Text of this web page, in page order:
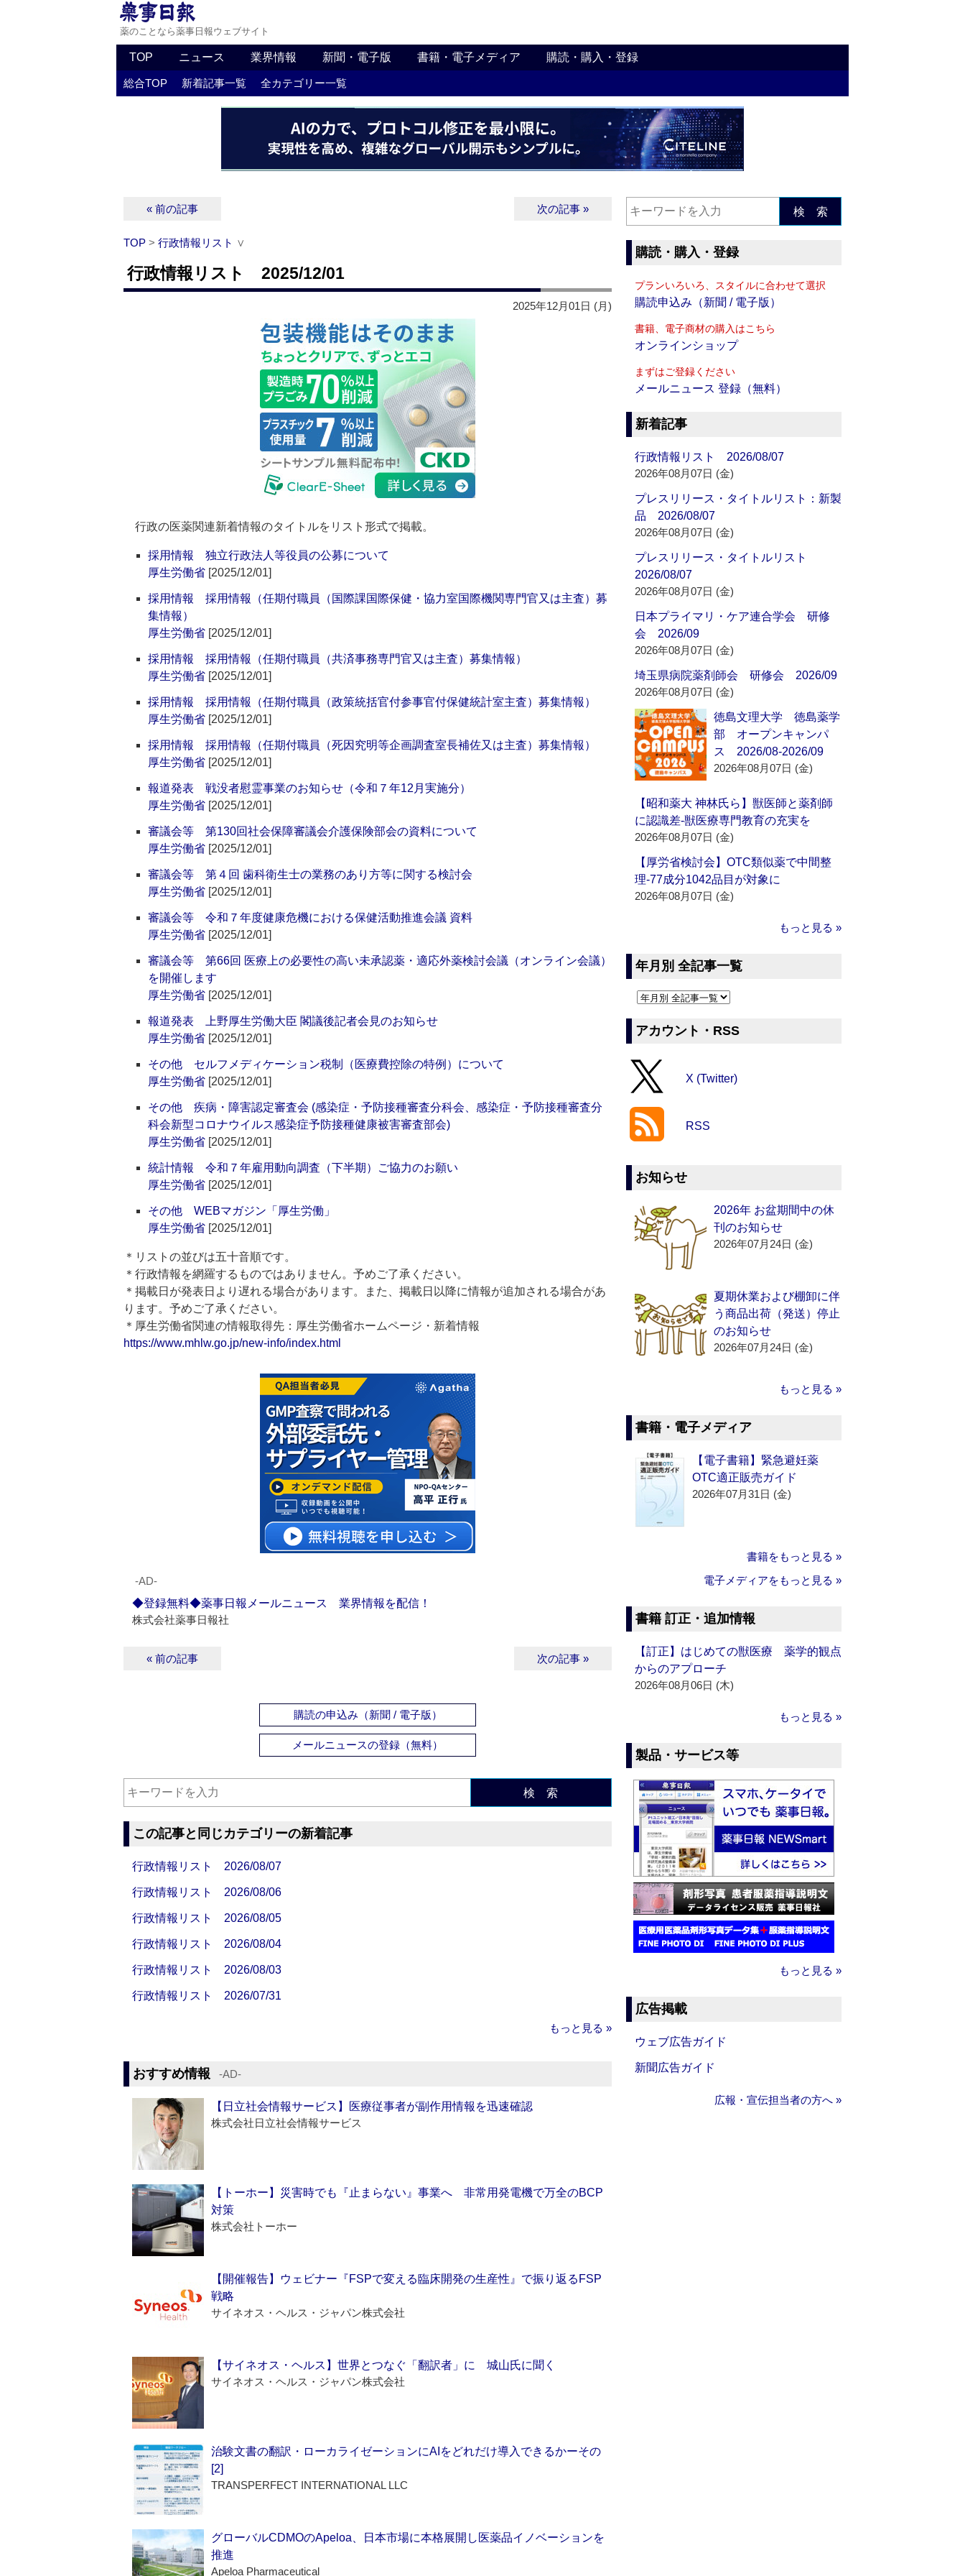
薬のことなら薬事日報ウェブサイト
TOP ニュース 業界情報 新聞・電子版 書籍・電子メディア 購読・購入・登録
総合TOP 新着記事一覧 全カテゴリー一覧
« 前の記事 次の記事 »
TOP > 行政情報リスト ∨
行政情報リスト 2025/12/01
2025年12月01日 (月)
行政の医薬関連新着情報のタイトルをリスト形式で掲載。
採用情報 独立行政法人等役員の公募について
厚生労働省 [2025/12/01]
採用情報 採用情報（任期付職員（国際課国際保健・協力室国際機関専門官又は主査）募
集情報）
厚生労働省 [2025/12/01]
採用情報 採用情報（任期付職員（共済事務専門官又は主査）募集情報）
厚生労働省 [2025/12/01]
採用情報 採用情報（任期付職員（政策統括官付参事官付保健統計室主査）募集情報）
厚生労働省 [2025/12/01]
採用情報 採用情報（任期付職員（死因究明等企画調査室長補佐又は主査）募集情報）
厚生労働省 [2025/12/01]
報道発表 戦没者慰霊事業のお知らせ（令和７年12月実施分）
厚生労働省 [2025/12/01]
審議会等 第130回社会保障審議会介護保険部会の資料について
厚生労働省 [2025/12/01]
審議会等 第４回 歯科衛生士の業務のあり方等に関する検討会
厚生労働省 [2025/12/01]
審議会等 令和７年度健康危機における保健活動推進会議 資料
厚生労働省 [2025/12/01]
審議会等 第66回 医療上の必要性の高い未承認薬・適応外薬検討会議（オンライン会議）
を開催します
厚生労働省 [2025/12/01]
報道発表 上野厚生労働大臣 閣議後記者会見のお知らせ
厚生労働省 [2025/12/01]
その他 セルフメディケーション税制（医療費控除の特例）について
厚生労働省 [2025/12/01]
その他 疾病・障害認定審査会 (感染症・予防接種審査分科会、感染症・予防接種審査分
科会新型コロナウイルス感染症予防接種健康被害審査部会)
厚生労働省 [2025/12/01]
統計情報 令和７年雇用動向調査（下半期）ご協力のお願い
厚生労働省 [2025/12/01]
その他 WEBマガジン「厚生労働」
厚生労働省 [2025/12/01]
＊リストの並びは五十音順です。
＊行政情報を網羅するものではありません。予めご了承ください。
＊掲載日が発表日より遅れる場合があります。また、掲載日以降に情報が追加される場合があ
ります。予めご了承ください。
＊厚生労働省関連の情報取得先：厚生労働省ホームページ・新着情報
https://www.mhlw.go.jp/new-info/index.html
‐AD‐
◆登録無料◆薬事日報メールニュース 業界情報を配信！
株式会社薬事日報社
« 前の記事 次の記事 »
購読の申込み（新聞 / 電子版）
メールニュースの登録（無料）
検 索
この記事と同じカテゴリーの新着記事
行政情報リスト 2026/08/07
行政情報リスト 2026/08/06
行政情報リスト 2026/08/05
行政情報リスト 2026/08/04
行政情報リスト 2026/08/03
行政情報リスト 2026/07/31
もっと見る »
おすすめ情報 ‐AD‐
【日立社会情報サービス】医療従事者が副作用情報を迅速確認
株式会社日立社会情報サービス
【トーホー】災害時でも『止まらない』事業へ 非常用発電機で万全のBCP
対策
株式会社トーホー
【開催報告】ウェビナー『FSPで変える臨床開発の生産性』で振り返るFSP
戦略
サイネオス・ヘルス・ジャパン株式会社
【サイネオス・ヘルス】世界とつなぐ「翻訳者」に 城山氏に聞く
サイネオス・ヘルス・ジャパン株式会社
治験文書の翻訳・ローカライゼーションにAIをどれだけ導入できるかーその
[2]
TRANSPERFECT INTERNATIONAL LLC
グローバルCDMOのApeloa、日本市場に本格展開し医薬品イノベーションを
推進
Apeloa Pharmaceutical
検 索
購読・購入・登録
プランいろいろ、スタイルに合わせて選択
購読申込み（新聞 / 電子版）
書籍、電子商材の購入はこちら
オンラインショップ
まずはご登録ください
メールニュース 登録（無料）
新着記事
行政情報リスト 2026/08/07
2026年08月07日 (金)
プレスリリース・タイトルリスト：新製
品 2026/08/07
2026年08月07日 (金)
プレスリリース・タイトルリスト
2026/08/07
2026年08月07日 (金)
日本プライマリ・ケア連合学会 研修
会 2026/09
2026年08月07日 (金)
埼玉県病院薬剤師会 研修会 2026/09
2026年08月07日 (金)
徳島文理大学 徳島薬学
部 オープンキャンパ
ス 2026/08-2026/09
2026年08月07日 (金)
【昭和薬大 神林氏ら】獣医師と薬剤師
に認識差‐獣医療専門教育の充実を
2026年08月07日 (金)
【厚労省検討会】OTC類似薬で中間整
理‐77成分1042品目が対象に
2026年08月07日 (金)
もっと見る »
年月別 全記事一覧
アカウント・RSS
X (Twitter)
RSS
お知らせ
2026年 お盆期間中の休
刊のお知らせ
2026年07月24日 (金)
夏期休業および棚卸に伴
う商品出荷（発送）停止
のお知らせ
2026年07月24日 (金)
もっと見る »
書籍・電子メディア
【電子書籍】緊急避妊薬
OTC適正販売ガイド
2026年07月31日 (金)
書籍をもっと見る »
電子メディアをもっと見る »
書籍 訂正・追加情報
【訂正】はじめての獣医療 薬学的観点
からのアプローチ
2026年08月06日 (木)
もっと見る »
製品・サービス等
もっと見る »
広告掲載
ウェブ広告ガイド
新聞広告ガイド
広報・宣伝担当者の方へ »